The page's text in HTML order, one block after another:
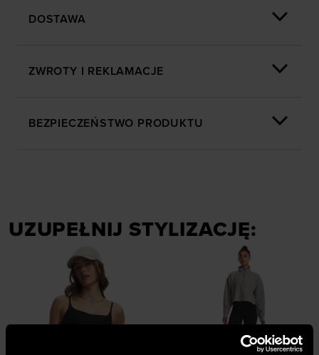
DOSTAWA
ZWROTY I REKLAMACJE
BEZPIECZEŃSTWO PRODUKTU
UZUPEŁNIJ STYLIZACJĘ: